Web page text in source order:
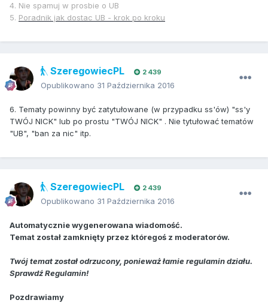
4. Nie spamuj w prosbie o UB
5. Poradnik jak dostac UB - krok po kroku
SzeregowiecPL 2 439
Opublikowano 31 Października 2016
6. Tematy powinny być zatytułowane (w przypadku ss'ów) "ss'y
TWÓJ NICK" lub po prostu "TWÓJ NICK" . Nie tytułować tematów
"UB", "ban za nic" itp.
SzeregowiecPL 2 439
Opublikowano 31 Października 2016
Automatycznie wygenerowana wiadomość.
Temat został zamknięty przez któregoś z moderatorów.
Twój temat został odrzucony, ponieważ łamie regulamin działu.
Sprawdź Regulamin!
Pozdrawiamy